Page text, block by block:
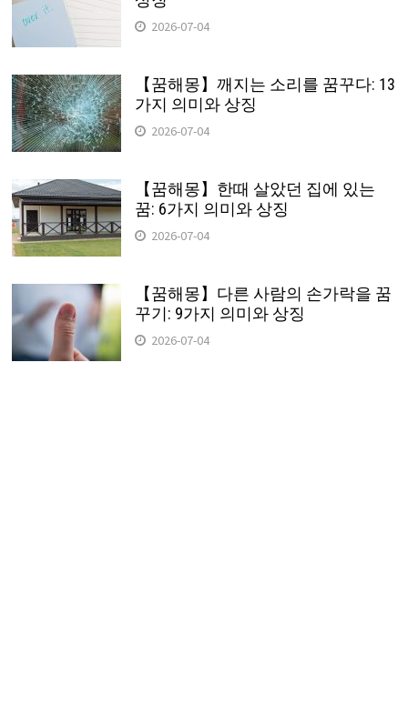
2026-07-04
【꿈해몽】깨지는 소리를 꿈꾸다: 13
가지 의미와 상징
2026-07-04
【꿈해몽】한때 살았던 집에 있는
꿈: 6가지 의미와 상징
2026-07-04
【꿈해몽】다른 사람의 손가락을 꿈
꾸기: 9가지 의미와 상징
2026-07-04